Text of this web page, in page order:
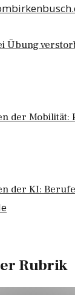
Übung
der Mobilität:
der KI:
Rubrik